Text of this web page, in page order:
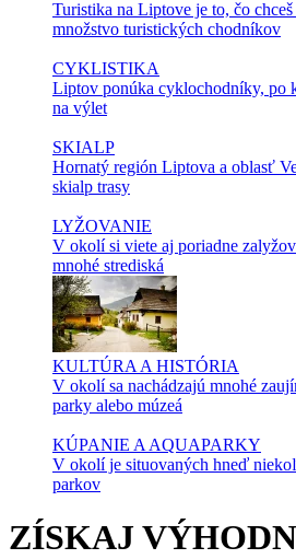
Turistika na Liptove je to, čo
množstvo turistických chodníkov
CYKLISTIKA
Liptov ponúka cyklochodníky, po
na výlet
SKIALP
Hornatý región Liptova a oblasť
skialp trasy
LYŽOVANIE
V okolí si viete aj poriadne
mnohé strediská
KULTÚRA A HISTÓRIA
V okolí sa nachádzajú mnohé
parky alebo múzeá
KÚPANIE A AQUAPARKY
V okolí je situovaných hneď
parkov
ZÍSKAJ